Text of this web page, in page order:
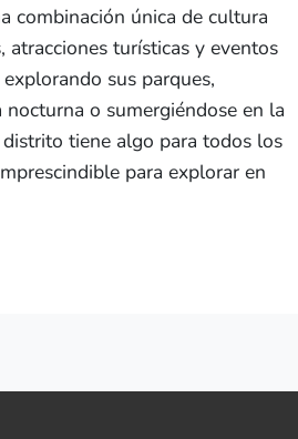
combinación única de cultura
atracciones turísticas y eventos
sus parques,
o sumergiéndose en la
tiene algo para todos los
para explorar en